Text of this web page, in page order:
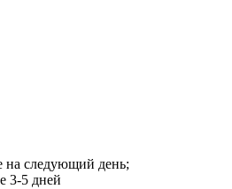
на следующий день;
3-5 дней